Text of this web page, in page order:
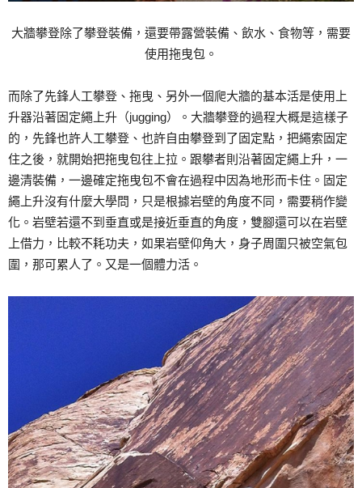
大牆攀登除了攀登裝備，還要帶露營裝備、飲水、食物等，需要
使用拖曳包。
而除了先鋒人工攀登、拖曳、另外一個爬大牆的基本活是使用上
升器沿著固定繩上升（jugging）。大牆攀登的過程大概是這樣子
的，先鋒也許人工攀登、也許自由攀登到了固定點，把繩索固定
住之後，就開始把拖曳包往上拉。跟攀者則沿著固定繩上升，一
邊清裝備，一邊確定拖曳包不會在過程中因為地形而卡住。固定
繩上升沒有什麼大學問，只是根據岩壁的角度不同，需要稍作變
化。岩壁若還不到垂直或是接近垂直的角度，雙腳還可以在岩壁
上借力，比較不耗功夫，如果岩壁仰角大，身子周圍只被空氣包
圍，那可累人了。又是一個體力活。